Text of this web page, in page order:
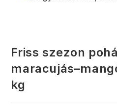
Friss szezon
kg